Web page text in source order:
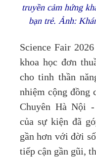
truyền cảm hứng
bạn trẻ. Ảnh:
Science Fair
khoa học đơn
cho tinh thần
nhiệm cộng đồng
Chuyên Hà Nội -
của sự kiện đã
gần hơn với đời
tiếp cận gần gũi,